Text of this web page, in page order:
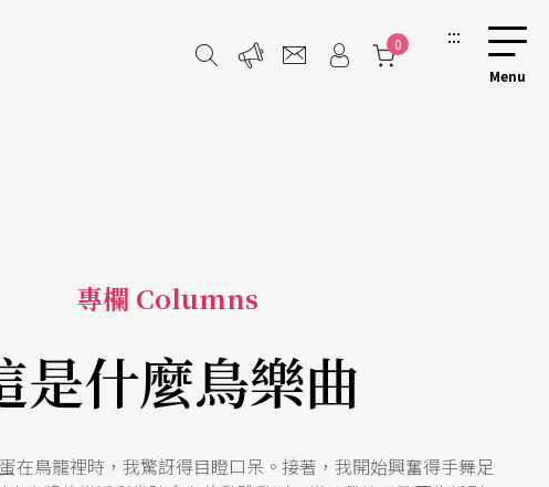
0 :::
專欄 Columns
是什麼鳥樂曲
在鳥籠裡時，我驚訝得目瞪口呆。接著，我開始興奮得手舞足